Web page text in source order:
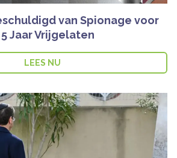
van Spionage voor
Jaar Vrijgelaten
LEES NU